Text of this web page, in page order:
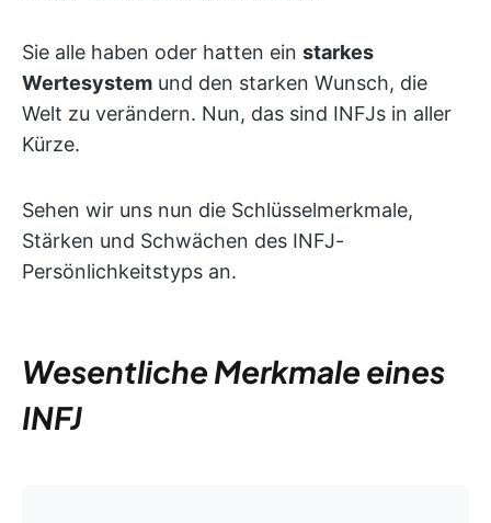
Sie alle haben oder hatten ein starkes
Wertesystem und den starken Wunsch, die
Welt zu verändern. Nun, das sind INFJs in aller
Kürze.
Sehen wir uns nun die Schlüsselmerkmale,
Stärken und Schwächen des INFJ-
Persönlichkeitstyps an.
Wesentliche Merkmale eines
INFJ